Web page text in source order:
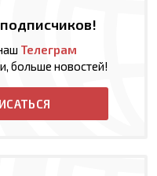
Телеграм
больше новостей!